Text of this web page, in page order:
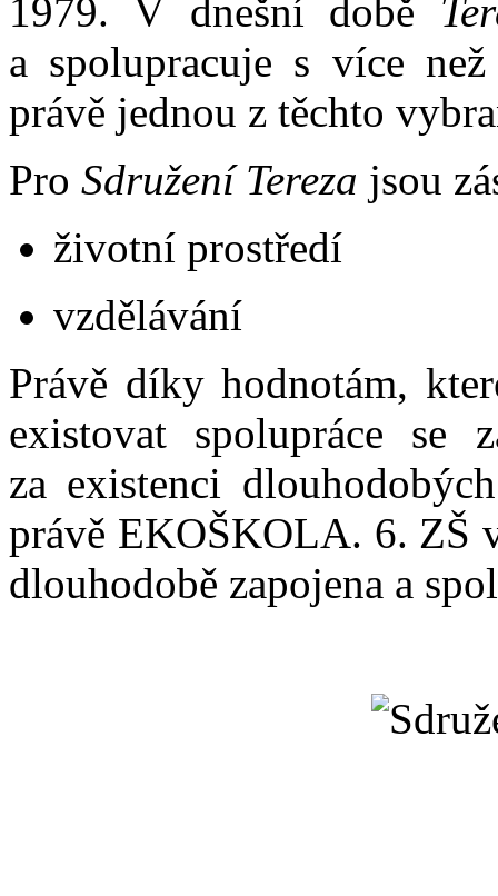
1979. V dnešní době
a spolupracuje s více
právě jednou z těchto
Pro Sdružení Tereza jsou
životní prostředí
​vzdělávání
Právě díky hodnotám,
existovat spolupráce se
za existenci
právě EKOŠKOLA. 6. ZŠ
dlouhodobě zapojena a